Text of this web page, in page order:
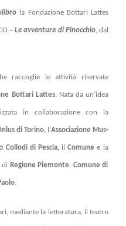
la Fondazione Bottari Lattes
–Le avventure di Pinocchio, dal
raccoglie le attività riservate
Bottari Lattes. Nata da un’idea
in collaborazione con la
di Torino, l’Associazione Mus-
Collodi di Pescia, il Comune e la
di Regione Piemonte, Comune di
.
mediante la letteratura, il teatro